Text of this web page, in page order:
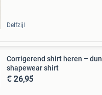
Delfzijl
Corrigerend shirt heren – dun
shapewear shirt
€ 26,95